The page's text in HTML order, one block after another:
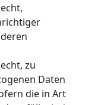
zu
Daten
die in Art